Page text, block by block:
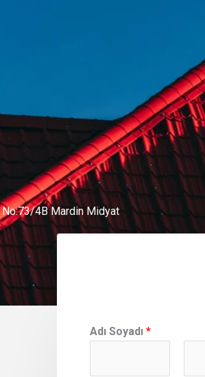
No:73/4B Mardin Midyat
Adı Soyadı *